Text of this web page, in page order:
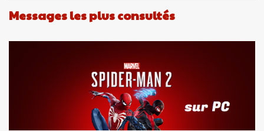
i
e
Messages les plus consultés